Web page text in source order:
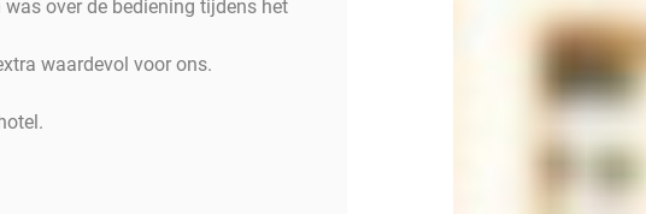
over de bediening tijdens het
waardevol voor ons.